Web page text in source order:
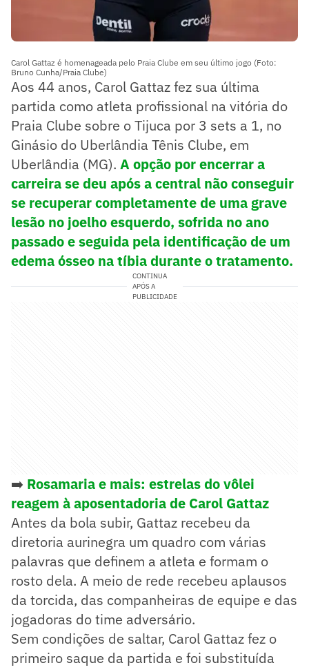
Carol Gattaz é homenageada pelo Praia Clube em seu último jogo (Foto:
Bruno Cunha/Praia Clube)
Aos 44 anos, Carol Gattaz fez sua última
partida como atleta profissional na vitória do
Praia Clube sobre o Tijuca por 3 sets a 1, no
Ginásio do Uberlândia Tênis Clube, em
Uberlândia (MG). A opção por encerrar a
carreira se deu após a central não conseguir
se recuperar completamente de uma grave
lesão no joelho esquerdo, sofrida no ano
passado e seguida pela identificação de um
edema ósseo na tíbia durante o tratamento.
CONTINUA
APÓS A
PUBLICIDADE
➡️ Rosamaria e mais: estrelas do vôlei
reagem à aposentadoria de Carol Gattaz
Antes da bola subir, Gattaz recebeu da
diretoria aurinegra um quadro com várias
palavras que definem a atleta e formam o
rosto dela. A meio de rede recebeu aplausos
da torcida, das companheiras de equipe e das
jogadoras do time adversário.
Sem condições de saltar, Carol Gattaz fez o
primeiro saque da partida e foi substituída